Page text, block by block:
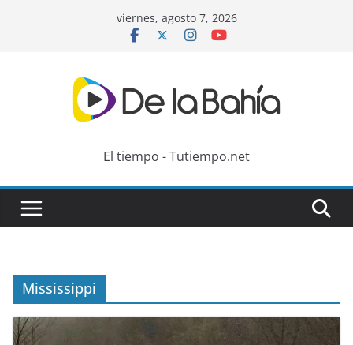
viernes, agosto 7, 2026
El tiempo - Tutiempo.net
Mississippi